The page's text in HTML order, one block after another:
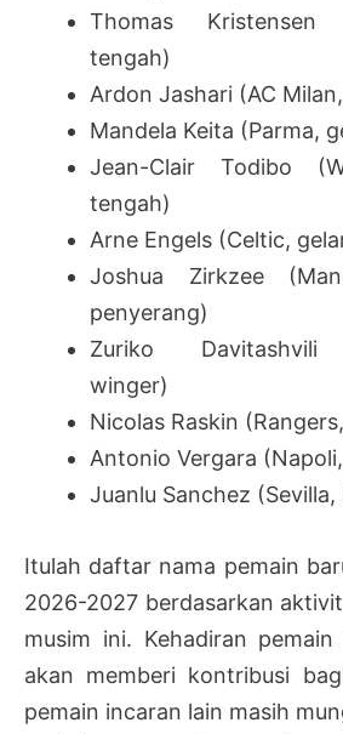
Thomas
tengah)
Ardon Jashari (AC
Mandela Keita (Parma,
Jean-Clair Todibo
tengah)
Arne Engels (Celtic,
Joshua Zirkzee
penyerang)
Zuriko Davitashvili
winger)
Nicolas Raskin
Antonio Vergara
Juanlu Sanchez
Itulah daftar nama pemain
2026-2027 berdasarkan
musim ini. Kehadiran
akan memberi kontribusi
pemain incaran lain masih